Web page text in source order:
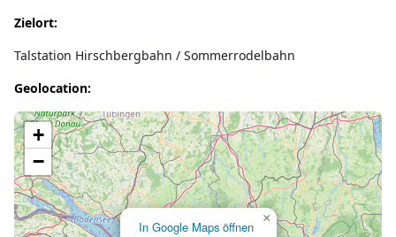
Zielort:
Talstation Hirschbergbahn / Sommerrodelbahn
Geolocation:
Lade Karte...
In Google Maps öffnen
×
+
−